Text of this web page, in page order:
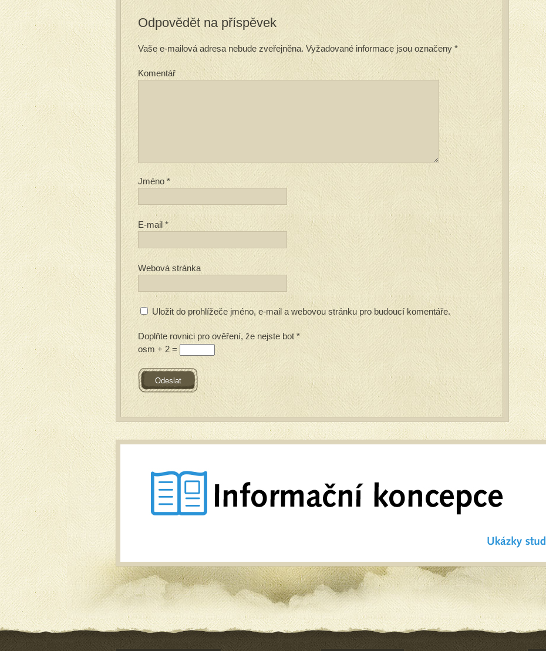
Odpovědět na příspěvek
Vaše e-mailová adresa nebude zveřejněna. Vyžadované informace jsou označeny *
Komentář
Jméno *
E-mail *
Webová stránka
Uložit do prohlížeče jméno, e-mail a webovou stránku pro budoucí komentáře.
Doplňte rovnici pro ověření, že nejste bot *
osm + 2 =